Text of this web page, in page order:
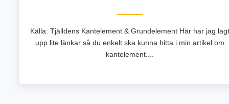
Källa: Tjälldens Kantelement & Grundelement Här har jag lagt
upp lite länkar så du enkelt ska kunna hitta i min artikel om
kantelement....